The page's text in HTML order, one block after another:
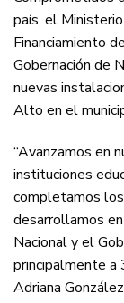
país, el
Financiamiento
Gobernación de
nuevas
Alto en el
“Avanzamos en
instituciones
completamos
desarrollamos
Nacional y el
principalmente a
Adriana